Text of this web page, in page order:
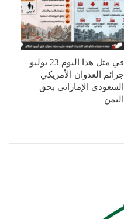
في مثل هذا اليوم 23 يوليو
جرائم العدوان الأمريكي
السعودي الإماراتي بحق
اليمن